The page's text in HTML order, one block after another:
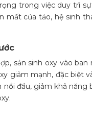
trong việc duy trì
mất của tảo, hệ sinh
sản sinh oxy vào
giảm mạnh, đặc biệt
đầu, giảm khả